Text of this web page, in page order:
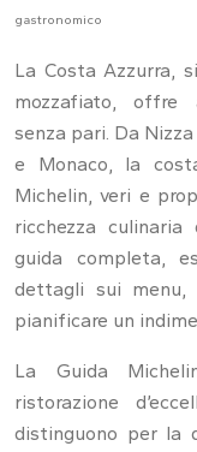
gastronomico
La Costa Azzurra,
mozzafiato, offre
senza pari. Da
e Monaco, la
Michelin, veri e
ricchezza
guida completa,
dettagli sui menu,
pianificare un
La Guida
ristorazione
distinguono per la